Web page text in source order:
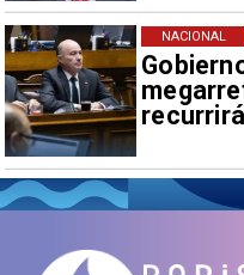
NACIONAL